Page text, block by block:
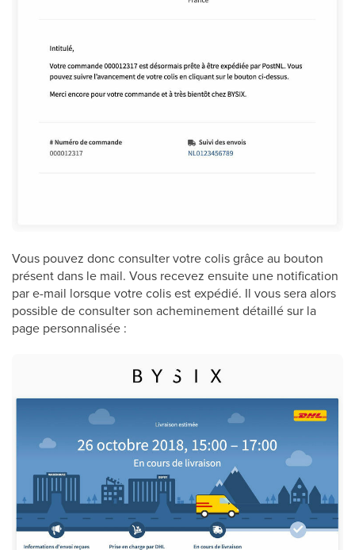
Vous pouvez donc consulter votre colis grâce au bouton
présent dans le mail. Vous recevez ensuite une notification
par e-mail lorsque votre colis est expédié. Il vous sera alors
possible de consulter son acheminement détaillé sur la
page personnalisée :